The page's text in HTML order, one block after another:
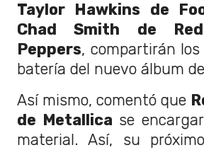
Taylor Hawkins de
Chad Smith de
Peppers, compartirán
batería del nuevo álbum
Así mismo, comentó que
de Metallica se
material. Así, su